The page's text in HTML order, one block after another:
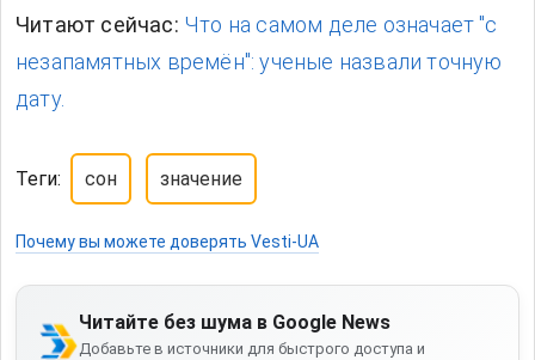
Читают сейчас: Что на самом деле означает "с
незапамятных времён": ученые назвали точную
дату.
Теги: сон значение
Почему вы можете доверять Vesti-UA
Читайте без шума в Google News
Добавьте в источники для быстрого доступа и